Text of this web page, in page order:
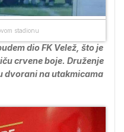
stadionu
dio FK Velež, što je
crvene boje. Druženje
dvorani na utakmicama